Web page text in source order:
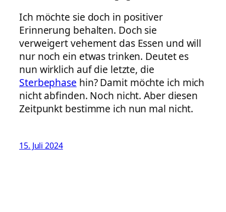
Ich möchte sie doch in positiver
Erinnerung behalten. Doch sie
verweigert vehement das Essen und will
nur noch ein etwas trinken. Deutet es
nun wirklich auf die letzte, die
Sterbephase hin? Damit möchte ich mich
nicht abfinden. Noch nicht. Aber diesen
Zeitpunkt bestimme ich nun mal nicht.
15. Juli 2024